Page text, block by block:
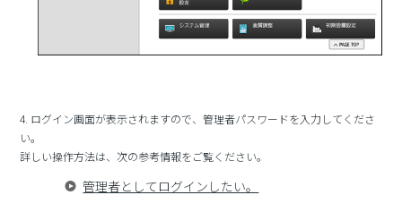
4. ログイン画面が表示されますので、管理者パスワードを入力してくださ
い。
詳しい操作方法は、次の参考情報をご覧ください。
管理者としてログインしたい。